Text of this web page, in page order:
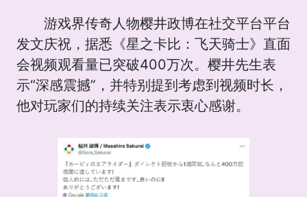
游戏界传奇人物樱井政博在社交平台平台
发文庆祝，据悉《星之卡比：飞天骑士》直面
会视频观看量已突破400万次。樱井先生表
示“深感震撼”，并特别提到考虑到视频时长，
他对玩家们的持续关注表示衷心感谢。